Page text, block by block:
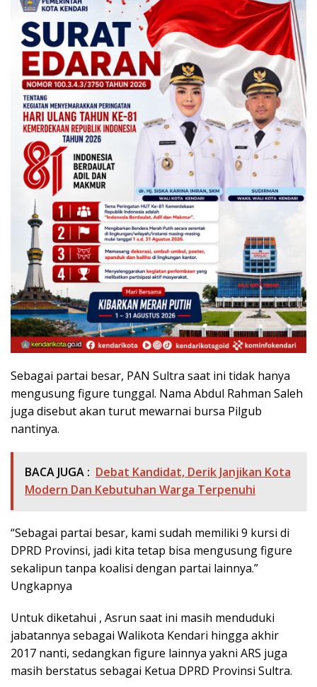
Sebagai partai besar, PAN Sultra saat ini tidak hanya
mengusung figure tunggal. Nama Abdul Rahman Saleh
juga disebut akan turut mewarnai bursa Pilgub
nantinya.
BACA JUGA : Debat Kandidat, Derik Janjikan Kota
Modern Dan Kebutuhan Warga Terpenuhi
“Sebagai partai besar, kami sudah memiliki 9 kursi di
DPRD Provinsi, jadi kita tetap bisa mengusung figure
sekalipun tanpa koalisi dengan partai lainnya.”
Ungkapnya
Untuk diketahui , Asrun saat ini masih menduduki
jabatannya sebagai Walikota Kendari hingga akhir
2017 nanti, sedangkan figure lainnya yakni ARS juga
masih berstatus sebagai Ketua DPRD Provinsi Sultra.